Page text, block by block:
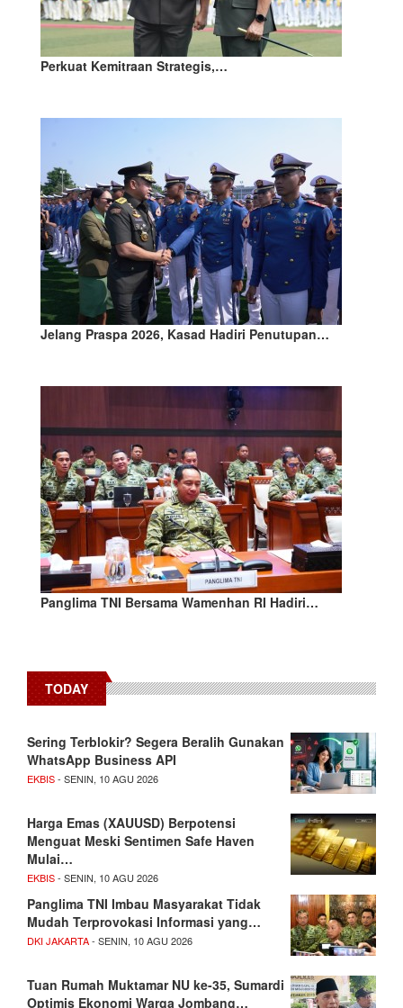
Perkuat Kemitraan Strategis,…
Jelang Praspa 2026, Kasad Hadiri Penutupan…
Panglima TNI Bersama Wamenhan RI Hadiri…
TODAY
Sering Terblokir? Segera Beralih Gunakan
WhatsApp Business API
EKBIS- SENIN, 10 AGU 2026
Harga Emas (XAUUSD) Berpotensi
Menguat Meski Sentimen Safe Haven
Mulai…
EKBIS- SENIN, 10 AGU 2026
Panglima TNI Imbau Masyarakat Tidak
Mudah Terprovokasi Informasi yang…
DKI JAKARTA- SENIN, 10 AGU 2026
Tuan Rumah Muktamar NU ke-35, Sumardi
Optimis Ekonomi Warga Jombang…